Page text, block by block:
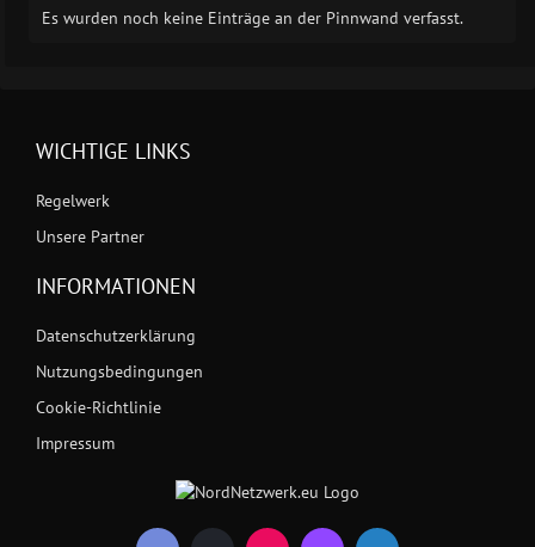
Es wurden noch keine Einträge an der Pinnwand verfasst.
WICHTIGE LINKS
Regelwerk
Unsere Partner
INFORMATIONEN
Datenschutzerklärung
Nutzungsbedingungen
Cookie-Richtlinie
Impressum